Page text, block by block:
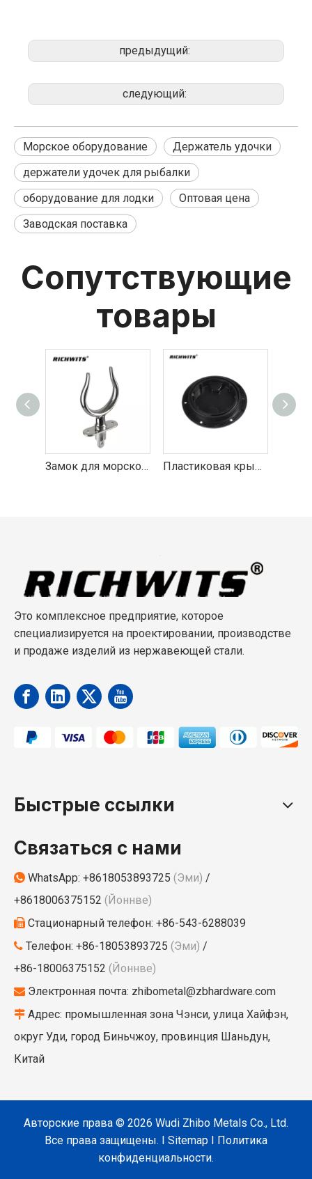
предыдущий:
следующий:
Морское оборудование
Держатель удочки
держатели удочек для рыбалки
оборудование для лодки
Оптовая цена
Заводская поставка
Сопутствующие
товары
Пластиковая крышка для осмотра круглой палубы для лодок, яхт, морских пехотинцев пластиковая морская защелка с лодочной фурнитурой
Это комплексное предприятие, которое
специализируется на проектировании, производстве
и продаже изделий из нержавеющей стали.
Быстрые ссылки
Связаться с нами
 WhatsApp: +8618053893725 (Эми) /
+8618006375152 (Йоннве)
 Стационарный телефон: +86-543-6288039
 Телефон: +86-18053893725 (Эми) /
+86-18006375152 (Йоннве)
 Электронная почта: zhibometal@zbhardware.com
 Адрес: промышленная зона Чэнси, улица Хайфэн,
округ Уди, город Биньчжоу, провинция Шаньдун,
Китай
Авторские права © 2026 Wudi Zhibo Metals Co., Ltd.
Все права защищены. I Sitemap I Политика
конфиденциальности.